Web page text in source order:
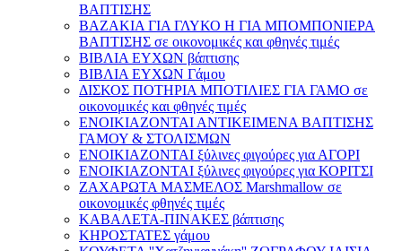
ΒΑΠΤΙΣΗΣ
ΒΑΖΑΚΙΑ ΓΙΑ ΓΛΥΚΟ Η ΓΙΑ ΜΠΟΜΠΟΝΙΕΡΑ
ΒΑΠΤΙΣΗΣ σε οικονομικές και φθηνές τιμές
ΒΙΒΛΙΑ ΕΥΧΩΝ βάπτισης
ΒΙΒΛΙΑ ΕΥΧΩΝ Γάμου
ΔΙΣΚΟΣ ΠΟΤΗΡΙΑ ΜΠΟΤΙΛΙΕΣ ΓΙΑ ΓΑΜΟ σε
οικονομικές και φθηνές τιμές
ΕΝΟΙΚΙΑΖΟΝΤΑΙ ΑΝΤΙΚΕΙΜΕΝΑ ΒΑΠΤΙΣΗΣ
ΓΑΜΟΥ & ΣΤΟΛΙΣΜΩΝ
ΕΝΟΙΚΙΑΖΟΝΤΑΙ ξύλινες φιγούρες για ΑΓΟΡΙ
ΕΝΟΙΚΙΑΖΟΝΤΑΙ ξύλινες φιγούρες για ΚΟΡΙΤΣΙ
ΖΑΧΑΡΩΤΑ ΜΑΣΜΕΛΟΣ Marshmallow σε
οικονομικές φθηνές τιμές
ΚΑΒΑΛΕΤΑ-ΠΙΝΑΚΕΣ βάπτισης
ΚΗΡΟΣΤΑΤΕΣ γάμου